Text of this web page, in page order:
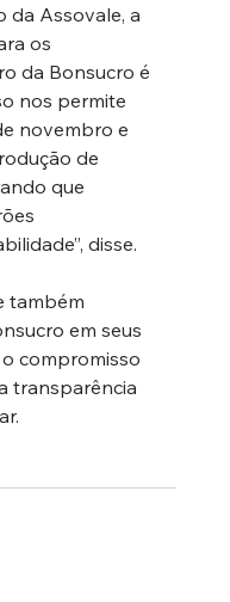
da Assovale, a
os
da Bonsucro é
nos permite
novembro e
de
que
disse.
também
em seus
compromisso
transparência